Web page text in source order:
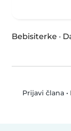
Bebisiterke ·
Prijavi člana•